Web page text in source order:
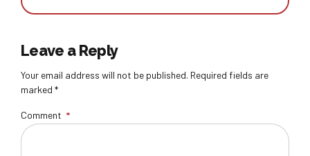
Leave a Reply
Your email address will not be published. Required fields are
marked *
Comment *